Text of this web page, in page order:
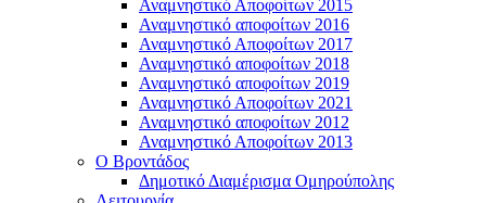
Αναμνηστικό Αποφοίτων 2015
Αναμνηστικό αποφοίτων 2016
Αναμνηστικό Αποφοίτων 2017
Αναμνηστικό αποφοίτων 2018
Αναμνηστικό αποφοίτων 2019
Αναμνηστικό Αποφοίτων 2021
Αναμνηστικό αποφοίτων 2012
Αναμνηστικό Αποφοίτων 2013
Ο Βροντάδος
Δημοτικό Διαμέρισμα Ομηρούπολης